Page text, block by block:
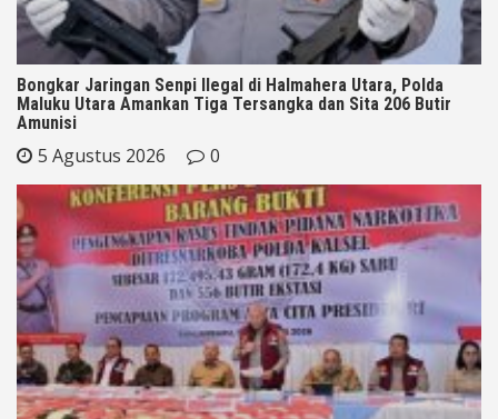
Bongkar Jaringan Senpi Ilegal di Halmahera Utara, Polda
Maluku Utara Amankan Tiga Tersangka dan Sita 206 Butir
Amunisi
5 Agustus 2026 0